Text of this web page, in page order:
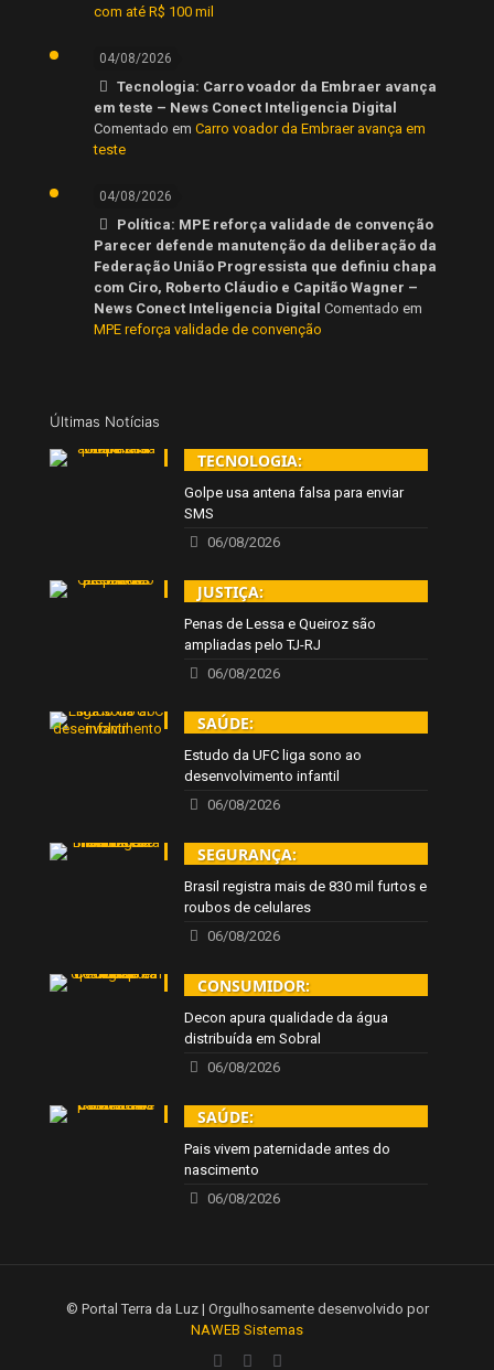
com até R$ 100 mil
04/08/2026
Tecnologia: Carro voador da Embraer avança
em teste – News Conect Inteligencia Digital
Comentado em Carro voador da Embraer avança em
teste
04/08/2026
Política: MPE reforça validade de convenção
Parecer defende manutenção da deliberação da
Federação União Progressista que definiu chapa
com Ciro, Roberto Cláudio e Capitão Wagner –
News Conect Inteligencia Digital Comentado em
MPE reforça validade de convenção
Últimas Notícias
TECNOLOGIA:
Golpe usa antena falsa para enviar
SMS
06/08/2026
JUSTIÇA:
Penas de Lessa e Queiroz são
ampliadas pelo TJ-RJ
06/08/2026
SAÚDE:
Estudo da UFC liga sono ao
desenvolvimento infantil
06/08/2026
SEGURANÇA:
Brasil registra mais de 830 mil furtos e
roubos de celulares
06/08/2026
CONSUMIDOR:
Decon apura qualidade da água
distribuída em Sobral
06/08/2026
SAÚDE:
Pais vivem paternidade antes do
nascimento
06/08/2026
© Portal Terra da Luz | Orgulhosamente desenvolvido por
NAWEB Sistemas